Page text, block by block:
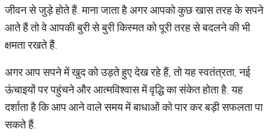
जीवन से जुड़े होते हैं. माना जाता है अगर आपको कुछ खास तरह के सपने
आते हैं तो वे आपकी बुरी से बुरी किस्मत को पूरी तरह से बदलने की भी
क्षमता रखते हैं.
अगर आप सपने में खुद को उड़ते हुए देख रहे हैं, तो यह स्वतंत्रता, नई
ऊंचाइयों पर पहुंचने और आत्मविश्वास में वृद्धि का संकेत होता है. यह
दर्शाता है कि आप आने वाले समय में बाधाओं को पार कर बड़ी सफलता पा
सकते हैं.